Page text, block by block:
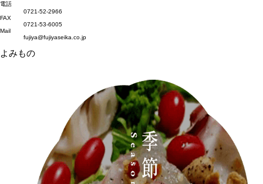
電話
0721-52-2966
FAX
0721-53-6005
Mail
fujiya@fujiyaseika.co.jp
よみもの